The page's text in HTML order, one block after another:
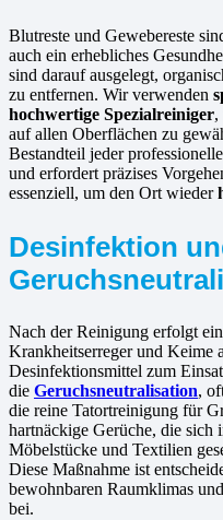
Blutreste und Gewebereste
auch ein erhebliches
sind darauf ausgelegt,
zu entfernen. Wir verwenden
hochwertige Spezialreiniger,
auf allen Oberflächen zu
Bestandteil jeder
und erfordert präzises
essenziell, um den Ort wieder
Desinfektion
Nach der Reinigung erfolgt
Krankheitserreger und Keime
Desinfektionsmittel zum
die Geruchsneutralisation,
die reine Tatortreinigung für
hartnäckige Gerüche, die sich
Möbelstücke und Textilien
Diese Maßnahme ist
bewohnbaren Raumklimas
bei.